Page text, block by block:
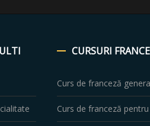
CURSURI
Curs de franceză
Curs de franceză